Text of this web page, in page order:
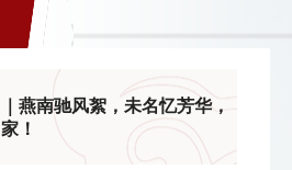
燕南驰风絮，未名忆芳华，
！